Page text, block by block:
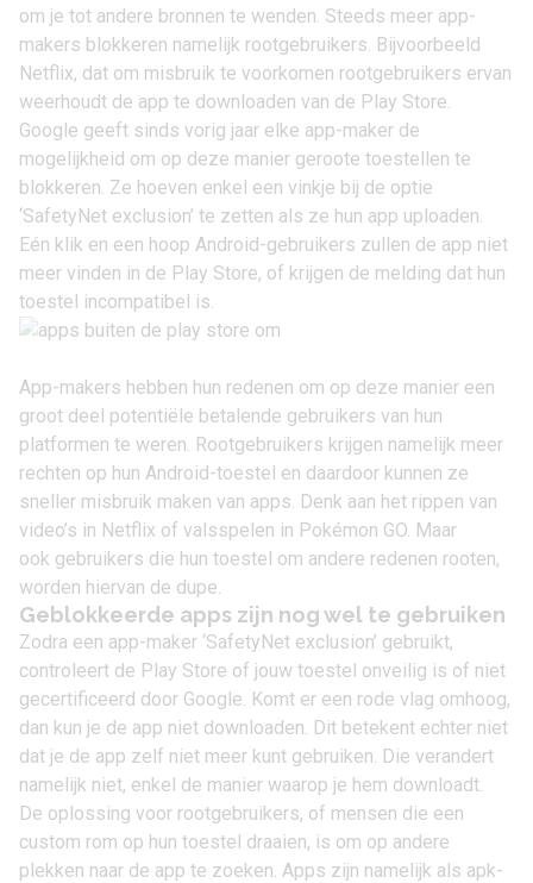
om je tot andere bronnen te wenden. Steeds meer app-
makers blokkeren namelijk rootgebruikers. Bijvoorbeeld
Netflix, dat om misbruik te voorkomen rootgebruikers ervan
weerhoudt de app te downloaden van de Play Store.
Google geeft sinds vorig jaar elke app-maker de
mogelijkheid om op deze manier geroote toestellen te
blokkeren. Ze hoeven enkel een vinkje bij de optie
‘SafetyNet exclusion’ te zetten als ze hun app uploaden.
Eén klik en een hoop Android-gebruikers zullen de app niet
meer vinden in de Play Store, of krijgen de melding dat hun
toestel incompatibel is.
App-makers hebben hun redenen om op deze manier een
groot deel potentiële betalende gebruikers van hun
platformen te weren. Rootgebruikers krijgen namelijk meer
rechten op hun Android-toestel en daardoor kunnen ze
sneller misbruik maken van apps. Denk aan het rippen van
video’s in Netflix of valsspelen in Pokémon GO. Maar
ook gebruikers die hun toestel om andere redenen rooten,
worden hiervan de dupe.
Geblokkeerde apps zijn nog wel te gebruiken
Zodra een app-maker ‘SafetyNet exclusion’ gebruikt,
controleert de Play Store of jouw toestel onveilig is of niet
gecertificeerd door Google. Komt er een rode vlag omhoog,
dan kun je de app niet downloaden. Dit betekent echter niet
dat je de app zelf niet meer kunt gebruiken. Die verandert
namelijk niet, enkel de manier waarop je hem downloadt.
De oplossing voor rootgebruikers, of mensen die een
custom rom op hun toestel draaien, is om op andere
plekken naar de app te zoeken. Apps zijn namelijk als apk-